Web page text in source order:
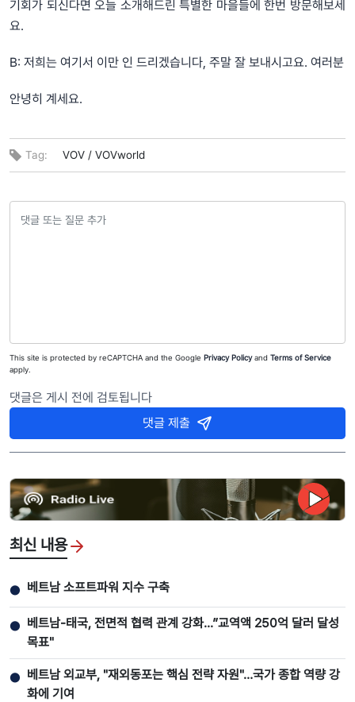
기회가 되신다면 오늘 소개해드린 특별한 마을들에 한번 방문해보세
요.
B: 저희는 여기서 이만 인 드리겠습니다, 주말 잘 보내시고요. 여러분
안녕히 계세요.
Tag: VOV / VOVworld
This site is protected by reCAPTCHA and the Google Privacy Policyand Terms of Service
apply.
댓글은 게시 전에 검토됩니다
댓글 제출
최신 내용
● 베트남 소프트파워 지수 구축
● 베트남-태국, 전면적 협력 관계 강화...”교역액 250억 달러 달성
목표"
● 베트남 외교부, "재외동포는 핵심 전략 자원"…국가 종합 역량 강
화에 기여